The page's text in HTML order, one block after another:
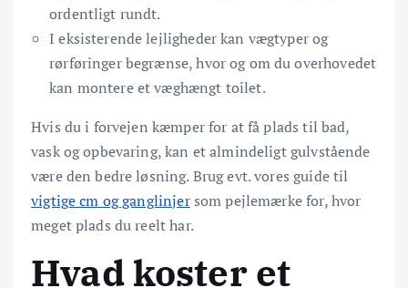
ordentligt rundt.
I eksisterende lejligheder kan vægtyper og
rørføringer begrænse, hvor og om du overhovedet
kan montere et væghængt toilet.
Hvis du i forvejen kæmper for at få plads til bad,
vask og opbevaring, kan et almindeligt gulvstående
være den bedre løsning. Brug evt. vores guide til
vigtige cm og ganglinjersom pejlemærke for, hvor
meget plads du reelt har.
Hvad koster et